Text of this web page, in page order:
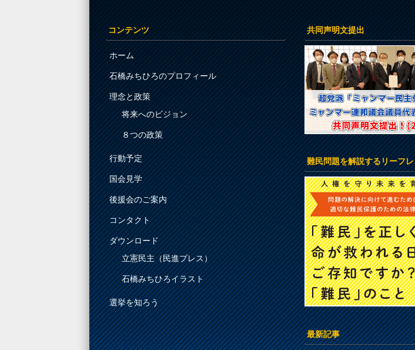
コンテンツ
ホーム
石橋みちひろのプロフィール
理念と政策
将来へのビジョン
８つの政策
行動予定
国会見学
後援会のご案内
コンタクト
ダウンロード
立憲民主（民進プレス）
石橋みちひろイラスト
選挙を知ろう
共同声明文提出
難民問題を解説するリーフ
最新記事